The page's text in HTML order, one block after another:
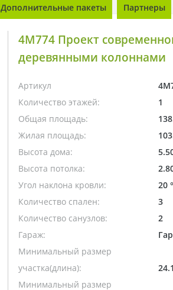
Дополнительные пакеты Партнеры
4M774 Проект
деревянными колоннами
Артикул
Количество этажей:
1
Общая площадь:
Жилая площадь:
Высота дома:
Высота потолка:
Угол наклона кровли:
20 °
Количество спален:
3
Количество санузлов:
2
Гараж:
Минимальный размер
участка(длина):
Минимальный размер